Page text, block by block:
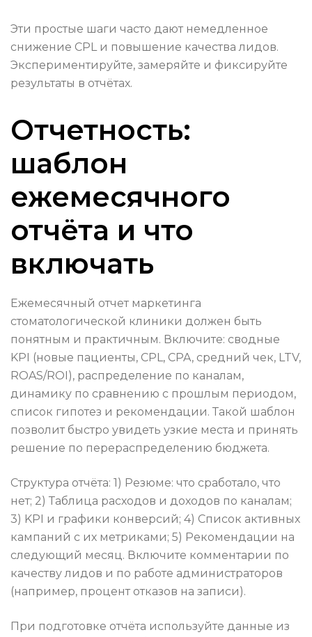
Эти простые шаги часто дают немедленное
снижение CPL и повышение качества лидов.
Экспериментируйте, замеряйте и фиксируйте
результаты в отчётах.
Отчетность:
шаблон
ежемесячного
отчёта и что
включать
Ежемесячный отчет маркетинга
стоматологической клиники должен быть
понятным и практичным. Включите: сводные
KPI (новые пациенты, CPL, CPA, средний чек, LTV,
ROAS/ROI), распределение по каналам,
динамику по сравнению с прошлым периодом,
список гипотез и рекомендации. Такой шаблон
позволит быстро увидеть узкие места и принять
решение по перераспределению бюджета.
Структура отчёта: 1) Резюме: что сработало, что
нет; 2) Таблица расходов и доходов по каналам;
3) KPI и графики конверсий; 4) Список активных
кампаний с их метриками; 5) Рекомендации на
следующий месяц. Включите комментарии по
качеству лидов и по работе администраторов
(например, процент отказов на записи).
При подготовке отчёта используйте данные из